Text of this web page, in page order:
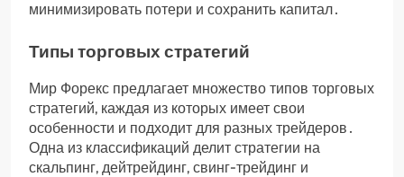
минимизировать потери и сохранить капитал․
Типы торговых стратегий
Мир Форекс предлагает множество типов торговых
стратегий, каждая из которых имеет свои
особенности и подходит для разных трейдеров․
Одна из классификаций делит стратегии на
скальпинг, дейтрейдинг, свинг-трейдинг и